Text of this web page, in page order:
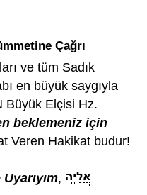
Çağrı
ve tüm Sadık
en büyük saygıyla
Büyük Elçisi Hz.
beklemeniz için
Veren Hakikat budur!
,